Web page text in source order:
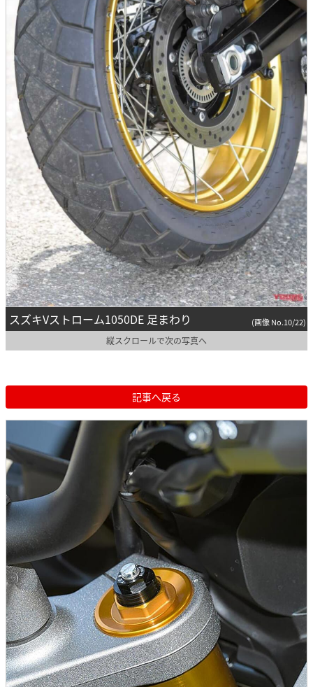
スズキVストローム1050DE 足まわり (画像 No.10/22)
縦スクロールで次の写真へ
記事へ戻る